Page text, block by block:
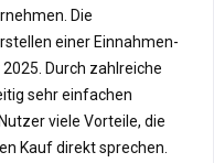
Die
einer Einnahmen-
Durch zahlreiche
sehr einfachen
viele Vorteile, die
Kauf direkt sprechen.